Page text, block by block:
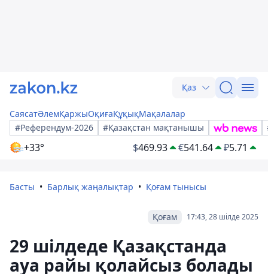
Қаз
СаясатӘлемҚаржыОқиғаҚұқықМақалалар
#Референдум-2026
#Қазақстан мақтанышы
+33° $469.93 €541.64 ₽5.71
Басты Барлық жаңалықтар Қоғам тынысы
17:43, 28 шілде 2025
Қоғам
29 шілдеде Қазақстанда
ауа райы қолайсыз болады